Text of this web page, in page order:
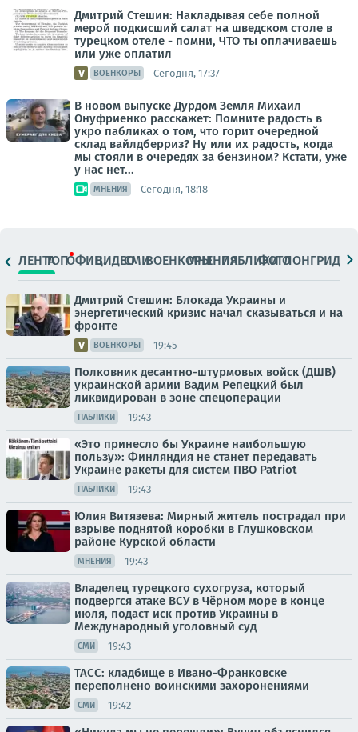
Дмитрий Стешин: Накладывая себе полной
мерой подкисший салат на шведском столе в
турецком отеле - помни, ЧТО ты оплачиваешь
или уже оплатил
ВОЕНКОРЫ Сегодня, 17:37
В новом выпуске Дурдом Земля Михаил
Онуфриенко расскажет: Помните радость в
укро пабликах о том, что горит очередной
склад вайлдберриз? Ну или их радость, когда
мы стояли в очередях за бензином? Кстати, уже
у нас нет...
МНЕНИЯ Сегодня, 18:18
ЛЕНТАТОПОФИЦ.ВИДЕОСМИВОЕНКОРЫМНЕНИЯПАБЛИКИ
ФОТОЛОНГРИДЫ
Дмитрий Стешин: Блокада Украины и
энергетический кризис начал сказываться и на
фронте
ВОЕНКОРЫ 19:45
Полковник десантно-штурмовых войск (ДШВ)
украинской армии Вадим Репецкий был
ликвидирован в зоне спецоперации
ПАБЛИКИ 19:43
«Это принесло бы Украине наибольшую
пользу»: Финляндия не станет передавать
Украине ракеты для систем ПВО Patriot
ПАБЛИКИ 19:43
Юлия Витязева: Мирный житель пострадал при
взрыве поднятой коробки в Глушковском
районе Курской области
МНЕНИЯ 19:43
Владелец турецкого сухогруза, который
подвергся атаке ВСУ в Чёрном море в конце
июля, подаст иск против Украины в
Международный уголовный суд
СМИ 19:43
ТАСС: кладбище в Ивано-Франковске
переполнено воинскими захоронениями
СМИ 19:42